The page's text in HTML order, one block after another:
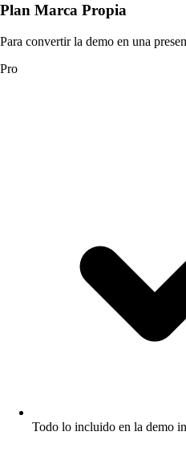
Plan Marca Propia
Para convertir la demo en una
Pro
Todo lo incluido en la demo